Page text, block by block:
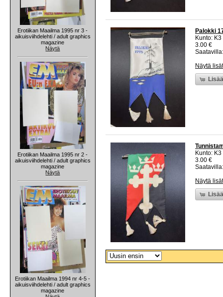
Erotiikan Maailma 1995 nr 3 -
aikuisviihdelehti / adult graphics
magazine
Näytä
Erotiikan Maailma 1995 nr 2 -
aikuisviihdelehti / adult graphics
magazine
Näytä
Erotiikan Maailma 1994 nr 4-5 -
aikuisviihdelehti / adult graphics
magazine
Palokki
Kunto:
3.00 €
Näytä
Kunto:
3.00 €
Näytä